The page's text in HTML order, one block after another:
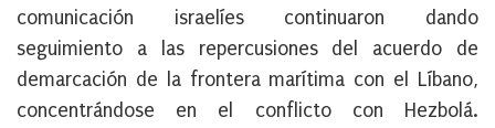
comunicación israelíes continuaron dando
seguimiento a las repercusiones del acuerdo de
demarcación de la frontera marítima con el Líbano,
concentrándose en el conflicto con Hezbolá.